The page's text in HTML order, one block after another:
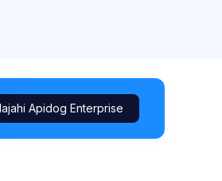
Apidog Enterprise